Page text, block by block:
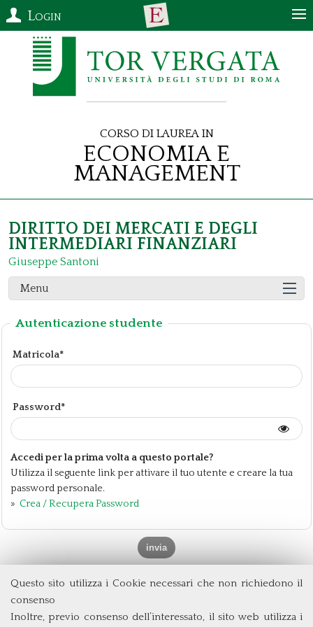
Questo sito utilizza i Cookie necessari che non richiedono il
consenso
Inoltre, previo consenso dell’interessato, il sito web utilizza i
Login
Corso di Laurea in
Economia e
Management
DIRITTO DEI MERCATI E DEGLI
INTERMEDIARI FINANZIARI
Giuseppe Santoni
Menu
Autenticazione studente
Matricola*
Password*
Accedi per la prima volta a questo portale?
Utilizza il seguente link per attivare il tuo utente e creare la tua
password personale.
» Crea / Recupera Password
Università degli Studi di Roma Tor Vergata